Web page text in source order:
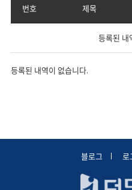
번호 제목
등록된 내
등록된 내역이 없습니다.
블로그